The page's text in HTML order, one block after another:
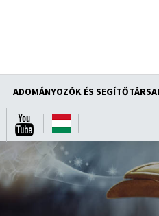
ADOMÁNYOZÓK ÉS